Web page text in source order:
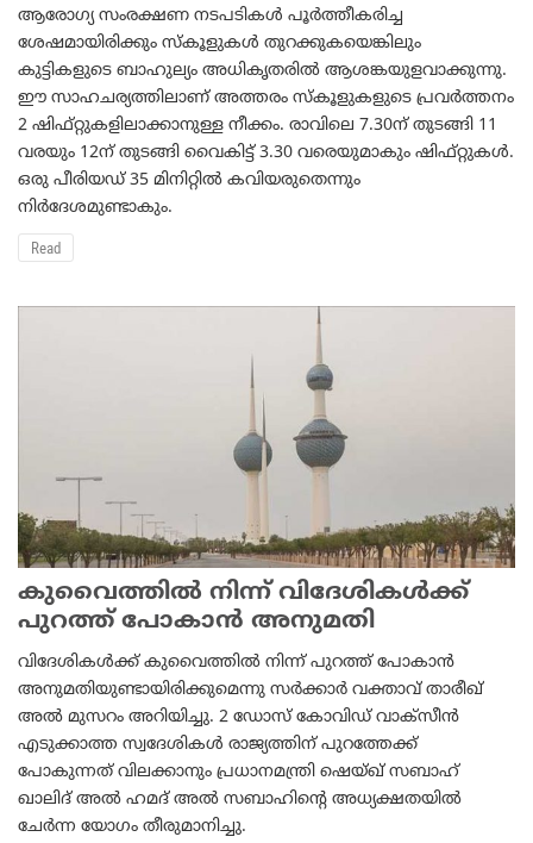
ആരോഗ്യ സംരക്ഷണ നടപടികള്‍ പൂര്‍ത്തീകരിച്ച
ശേഷമായിരിക്കും സ്‌കൂളുകള്‍ തുറക്കുകയെങ്കിലും
കുട്ടികളുടെ ബാഹുല്യം അധികൃതരില്‍ ആശങ്കയുളവാക്കുന്നു.
ഈ സാഹചര്യത്തിലാണ് അത്തരം സ്‌കൂളുകളുടെ പ്രവര്‍ത്തനം
2 ഷിഫ്റ്റുകളിലാക്കാനുള്ള നീക്കം. രാവിലെ 7.30ന് തുടങ്ങി 11
വരയും 12ന് തുടങ്ങി വൈകിട്ട് 3.30 വരെയുമാകും ഷിഫ്റ്റുകള്‍.
ഒരു പീരിയഡ് 35 മിനിറ്റില്‍ കവിയരുതെന്നും
നിര്‍ദേശമുണ്ടാകും.
Read
കുവൈത്തില്‍ നിന്ന് വിദേശികള്‍ക്ക്
പുറത്ത് പോകാന്‍ അനുമതി
വിദേശികള്‍ക്ക് കുവൈത്തില്‍ നിന്ന് പുറത്ത് പോകാന്‍
അനുമതിയുണ്ടായിരിക്കുമെന്നു സര്‍ക്കാര്‍ വക്താവ് താരീഖ്
അല്‍ മുസറം അറിയിച്ചു. 2 ഡോസ് കോവിഡ് വാക്‌സീന്‍
എടുക്കാത്ത സ്വദേശികള്‍ രാജ്യത്തിന് പുറത്തേക്ക്
പോകുന്നത് വിലക്കാനും പ്രധാനമന്ത്രി ഷെയ്ഖ് സബാഹ്
ഖാലിദ് അല്‍ ഹമദ് അല്‍ സബാഹിന്റെ അധ്യക്ഷതയില്‍
ചേര്‍ന്ന യോഗം തീരുമാനിച്ചു.